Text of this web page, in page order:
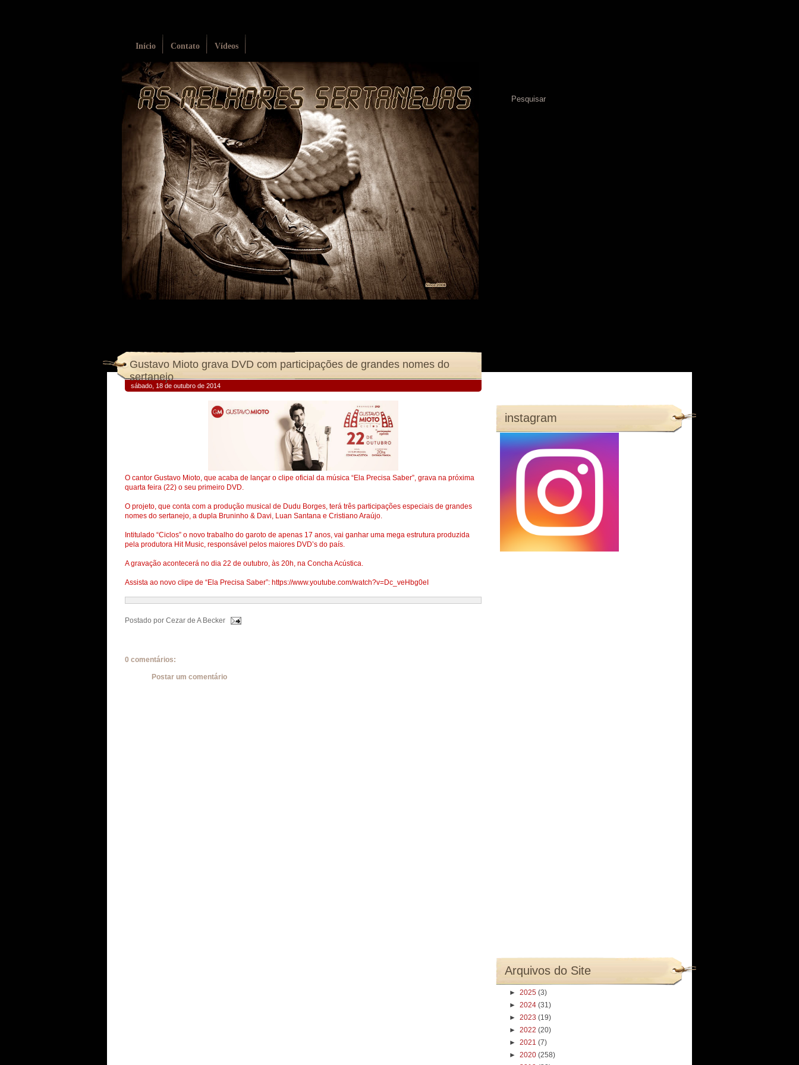
Início Contato Vídeos
Gustavo Mioto grava DVD com participações de grandes nomes do
sábado, 18 de outubro de 2014
O cantor Gustavo Mioto, que acaba de lançar o clipe oficial da música “Ela Precisa Saber”, grava na próxima
quarta feira (22) o seu primeiro DVD.
O projeto, que conta com a produção musical de Dudu Borges, terá três participações especiais de grandes
nomes do sertanejo, a dupla Bruninho & Davi, Luan Santana e Cristiano Araújo.
Intitulado “Ciclos” o novo trabalho do garoto de apenas 17 anos, vai ganhar uma mega estrutura produzida
pela produtora Hit Music, responsável pelos maiores DVD’s do país.
A gravação acontecerá no dia 22 de outubro, às 20h, na Concha Acústica.
Assista ao novo clipe de “Ela Precisa Saber”: https://www.youtube.com/watch?v=Dc_veHbg0eI
Postado por Cezar de A Becker
0 comentários:
Postar um comentário
instagram
Arquivos do Site
► 2025 (3)
► 2024 (31)
► 2023 (19)
► 2022 (20)
► 2021 (7)
► 2020 (258)